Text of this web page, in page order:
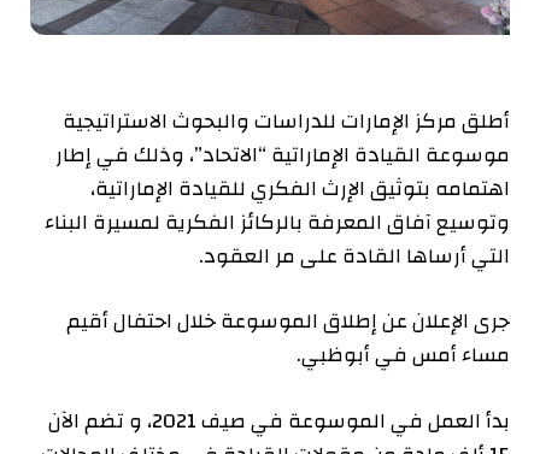
أطلق مركز الإمارات للدراسات والبحوث الاستراتيجية
موسوعة القيادة الإماراتية “الاتحاد”، وذلك في إطار
اهتمامه بتوثيق الإرث الفكري للقيادة الإماراتية،
وتوسيع آفاق المعرفة بالركائز الفكرية لمسيرة البناء
التي أرساها القادة على مر العقود.
جرى الإعلان عن إطلاق الموسوعة خلال احتفال أقيم
مساء أمس في أبوظبي.
بدأ العمل في الموسوعة في صيف 2021، و تضم الآن